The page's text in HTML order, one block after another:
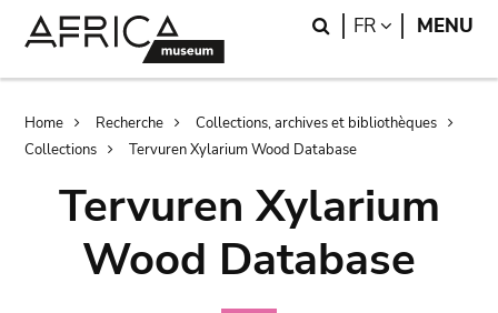
Search
FR LANGUAGE
MENU
Breadcrumb
Home Recherche
Collections, archives et bibliothèques
Collections
Tervuren Xylarium Wood Database
Tervuren Xylarium
Wood Database